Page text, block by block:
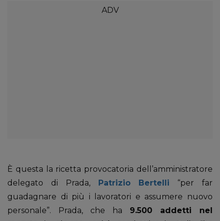
È questa la ricetta provocatoria dell’amministratore
delegato di Prada, Patrizio Bertelli “per far
guadagnare di più i lavoratori e assumere nuovo
personale”. Prada, che ha 9.500 addetti nel